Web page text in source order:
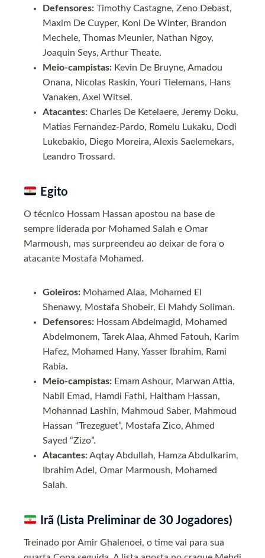
Defensores: Timothy Castagne, Zeno Debast,
Maxim De Cuyper, Koni De Winter, Brandon
Mechele, Thomas Meunier, Nathan Ngoy,
Joaquin Seys, Arthur Theate.
Meio-campistas: Kevin De Bruyne, Amadou
Onana, Nicolas Raskin, Youri Tielemans, Hans
Vanaken, Axel Witsel.
Atacantes: Charles De Ketelaere, Jeremy Doku,
Matias Fernandez-Pardo, Romelu Lukaku, Dodi
Lukebakio, Diego Moreira, Alexis Saelemekars,
Leandro Trossard.
Egito
O técnico Hossam Hassan apostou na base de
sempre liderada por Mohamed Salah e Omar
Marmoush, mas surpreendeu ao deixar de fora o
atacante Mostafa Mohamed.
Goleiros: Mohamed Alaa, Mohamed El
Shenawy, Mostafa Shobeir, El Mahdy Soliman.
Defensores: Hossam Abdelmagid, Mohamed
Abdelmonem, Tarek Alaa, Ahmed Fatouh, Karim
Hafez, Mohamed Hany, Yasser Ibrahim, Rami
Rabia.
Meio-campistas: Emam Ashour, Marwan Attia,
Nabil Emad, Hamdi Fathi, Haitham Hassan,
Mohannad Lashin, Mahmoud Saber, Mahmoud
Hassan “Trezeguet”, Mostafa Zico, Ahmed
Sayed “Zizo”.
Atacantes:Aqtay Abdullah, Hamza Abdulkarim,
Ibrahim Adel, Omar Marmoush, Mohamed
Salah.
Irã (Lista Preliminar de 30 Jogadores)
Treinado por Amir Ghalenoei, o time vai para sua